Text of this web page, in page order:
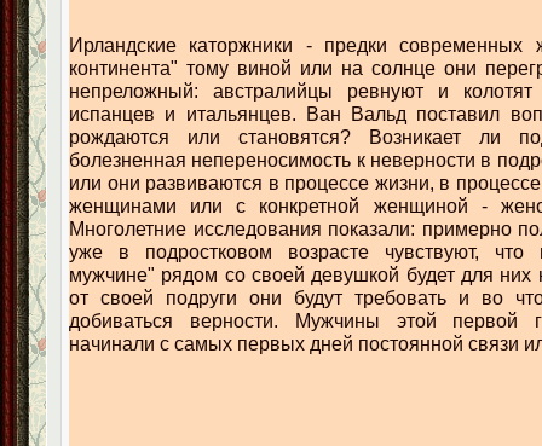
Ирландские каторжники - предки современных
континента" тому виной или на солнце они
непреложный: австралийцы ревнуют и
испанцев и итальянцев. Ван Вальд поставил
рождаются или становятся? Возникает ли
болезненная непереносимость к неверности в
или они развиваются в процессе жизни, в
женщинами или с конкретной женщиной -
Многолетние исследования показали: примерно
уже в подростковом возрасте чувствуют,
мужчине" рядом со своей девушкой будет для них
от своей подруги они будут требовать и во
добиваться верности. Мужчины этой первой
начинали с самых первых дней постоянной связи